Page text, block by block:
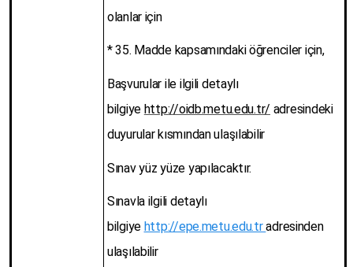
olanlar için
* 35. Madde kapsamındaki öğrenciler için,
Başvurular ile ilgili detaylı
bilgiye http://oidb.metu.edu.tr/ adresindeki
duyurular kısmından ulaşılabilir
Sınav yüz yüze yapılacaktır.
Sınavla ilgili detaylı
bilgiye http://epe.metu.edu.tradresinden
ulaşılabilir